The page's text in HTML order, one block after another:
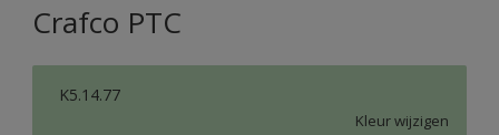
Crafco PTC
K5.14.77
Kleur wijzigen